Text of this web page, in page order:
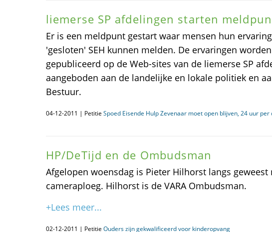
liemerse SP afdelingen starten
Er is een meldpunt gestart waar mensen hun
'gesloten' SEH kunnen melden. De ervaringen
gepubliceerd op de Web-sites van de liemerse SP
aangeboden aan de landelijke en lokale politiek en
Bestuur.
04-12-2011 | Petitie Spoed Eisende Hulp Zevenaar moet open blijven, 24 uur per
HP/DeTijd en de Ombudsman
Afgelopen woensdag is Pieter Hilhorst langs geweest
cameraploeg. Hilhorst is de VARA Ombudsman.
+Lees meer...
02-12-2011 | Petitie Ouders zijn gekwalificeerd voor kinderopvang